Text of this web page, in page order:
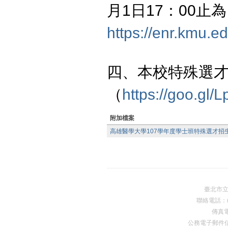
月1日17：00止
https://
四、本校特殊選
（https://goo.gl/
附加檔案
高雄醫學大學107學年度學士班特殊選才招
臺北市
聯絡電話
傳真
公務電子郵件